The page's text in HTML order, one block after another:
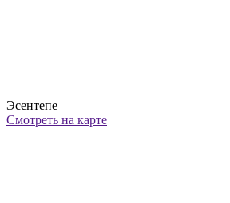
Эсентепе
Смотреть на карте